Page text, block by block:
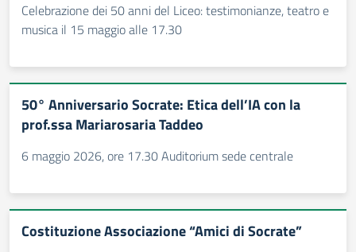
Celebrazione dei 50 anni del Liceo: testimonianze, teatro e
musica il 15 maggio alle 17.30
50° Anniversario Socrate: Etica dell’IA con la
prof.ssa Mariarosaria Taddeo
6 maggio 2026, ore 17.30 Auditorium sede centrale
Costituzione Associazione “Amici di Socrate”